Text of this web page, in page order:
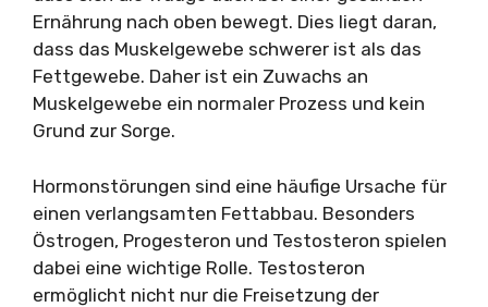
Ernährung nach oben bewegt. Dies liegt daran,
dass das Muskelgewebe schwerer ist als das
Fettgewebe. Daher ist ein Zuwachs an
Muskelgewebe ein normaler Prozess und kein
Grund zur Sorge.
Hormonstörungen sind eine häufige Ursache für
einen verlangsamten Fettabbau. Besonders
Östrogen, Progesteron und Testosteron spielen
dabei eine wichtige Rolle. Testosteron
ermöglicht nicht nur die Freisetzung der